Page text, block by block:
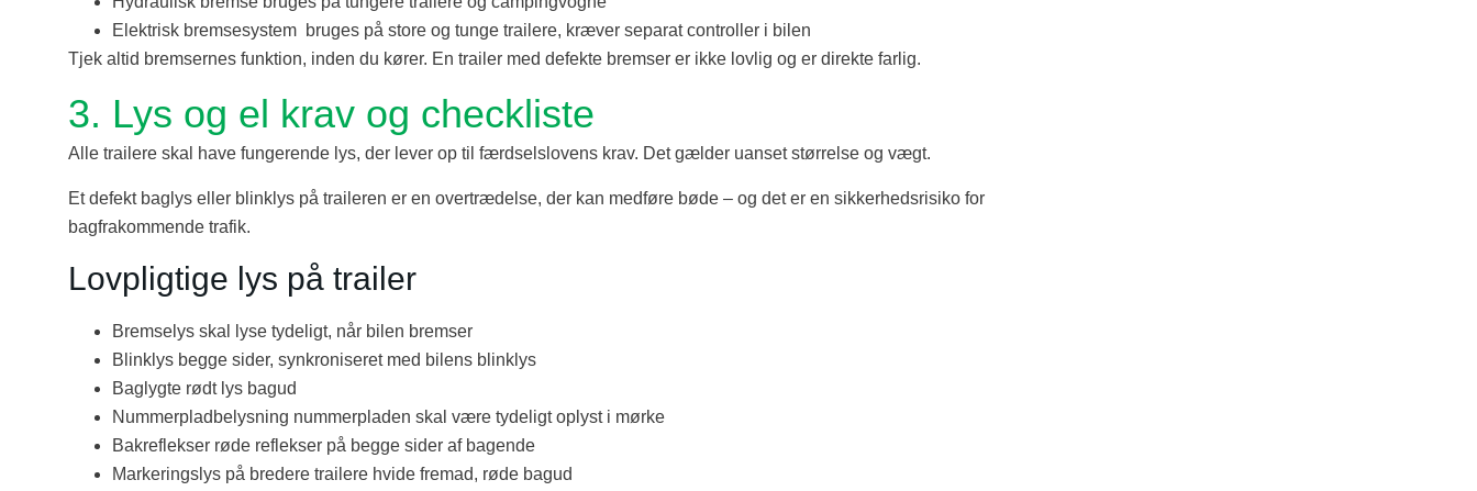
Elektrisk bremsesystem bruges på store og tunge trailere, kræver separat controller i bilen
Tjek altid bremsernes funktion, inden du kører. En trailer med defekte bremser er ikke lovlig og er direkte farlig.
3. Lys og el krav og checkliste
Alle trailere skal have fungerende lys, der lever op til færdselslovens krav. Det gælder uanset størrelse og vægt.
Et defekt baglys eller blinklys på traileren er en overtrædelse, der kan medføre bøde – og det er en sikkerhedsrisiko for
bagfrakommende trafik.
Lovpligtige lys på trailer
Bremselys skal lyse tydeligt, når bilen bremser
Blinklys begge sider, synkroniseret med bilens blinklys
Baglygte rødt lys bagud
Nummerpladbelysning nummerpladen skal være tydeligt oplyst i mørke
Bakreflekser røde reflekser på begge sider af bagende
Markeringslys på bredere trailere hvide fremad, røde bagud